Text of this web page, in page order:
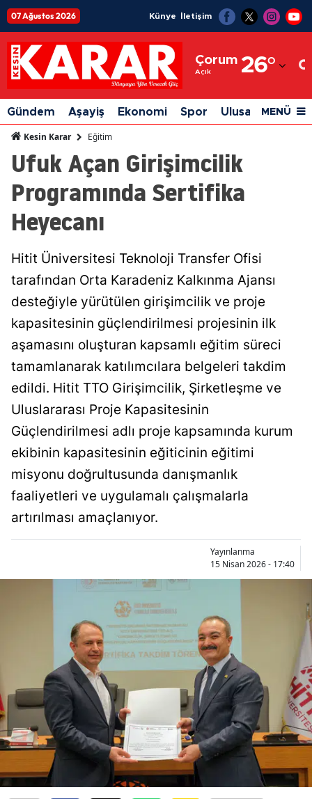
07 Ağustos 2026 Künye İletişim
Çorum
Açık 26°
Adıyaman
Afyonkarahisar
Ağrı
Amasya
Ankara
Balıkesir
Bilecik
Bingöl
Bitlis
Burdur
Bursa
Çanakkale
Çorum
Denizli
Diyarbakır
Edirne
Elazığ
Erzincan
Erzurum
Eskişehir
Gündem Aşayiş Ekonomi Spor Ulusal Siyaset
MENÜ
Kesin Karar Eğitim
Ufuk Açan Girişimcilik
Programında Sertifika
Heyecanı
Hitit Üniversitesi Teknoloji Transfer Ofisi
tarafından Orta Karadeniz Kalkınma Ajansı
desteğiyle yürütülen girişimcilik ve proje
kapasitesinin güçlendirilmesi projesinin ilk
aşamasını oluşturan kapsamlı eğitim süreci
tamamlanarak katılımcılara belgeleri takdim
edildi. Hitit TTO Girişimcilik, Şirketleşme ve
Uluslararası Proje Kapasitesinin
Güçlendirilmesi adlı proje kapsamında kurum
ekibinin kapasitesinin eğiticinin eğitimi
misyonu doğrultusunda danışmanlık
faaliyetleri ve uygulamalı çalışmalarla
artırılması amaçlanıyor.
Yayınlanma
15 Nisan 2026 - 17:40